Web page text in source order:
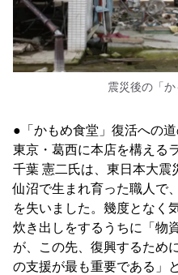
震災後の「
●「かもめ食堂」復活への道
東京・葛西に本店を構える
千葉 憲二氏は、東日本大震
仙沼で生まれ育った職人で
を失いました。幾度となく
炊き出しをするうちに「物
が、この先、復興するため
の支援が最も重要である」